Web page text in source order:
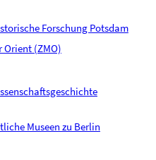
Forschung Potsdam
Orient (ZMO)
Museen zu Berlin